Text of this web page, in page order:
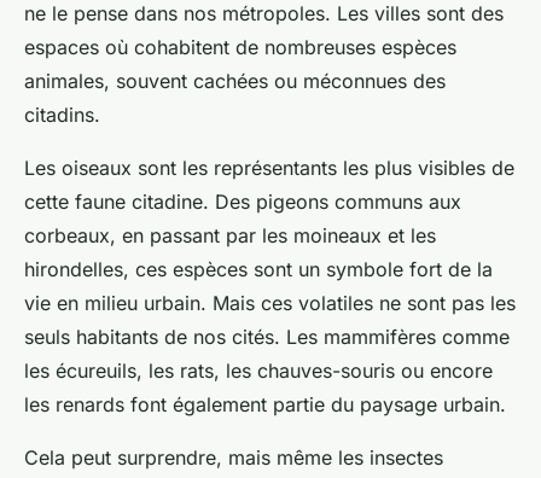
ne le pense dans nos métropoles. Les villes sont des
espaces où cohabitent de nombreuses espèces
animales, souvent cachées ou méconnues des
citadins.
Les oiseaux sont les représentants les plus visibles de
cette faune citadine. Des pigeons communs aux
corbeaux, en passant par les moineaux et les
hirondelles, ces espèces sont un symbole fort de la
vie en milieu urbain. Mais ces volatiles ne sont pas les
seuls habitants de nos cités. Les mammifères comme
les écureuils, les rats, les chauves-souris ou encore
les renards font également partie du paysage urbain.
Cela peut surprendre, mais même les insectes